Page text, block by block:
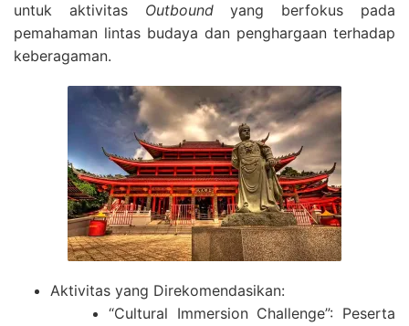
untuk aktivitas Outboundyang berfokus pada
pemahaman lintas budaya dan penghargaan terhadap
keberagaman.
Aktivitas yang Direkomendasikan:
“Cultural Immersion Challenge”: Peserta